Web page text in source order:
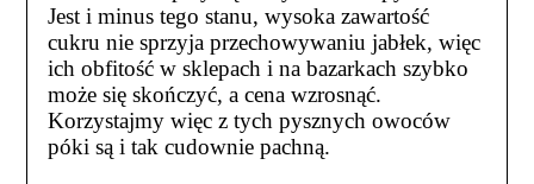
Jest i minus tego stanu, wysoka zawartość
cukru nie sprzyja przechowywaniu jabłek, więc
ich obfitość w sklepach i na bazarkach szybko
może się skończyć, a cena wzrosnąć.
Korzystajmy więc z tych pysznych owoców
póki są i tak cudownie pachną.